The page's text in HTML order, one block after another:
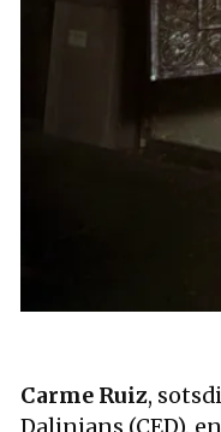
Diapositiva 1 de 2:
Carme Ruiz,